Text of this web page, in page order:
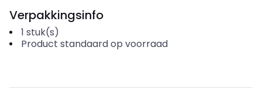
Verpakkingsinfo
1 stuk(s)
Product standaard op voorraad